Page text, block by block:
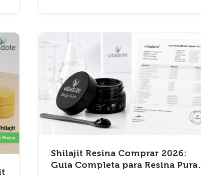
Shilajit Resina Comprar 2026:
Guía Completa para Resina Pura